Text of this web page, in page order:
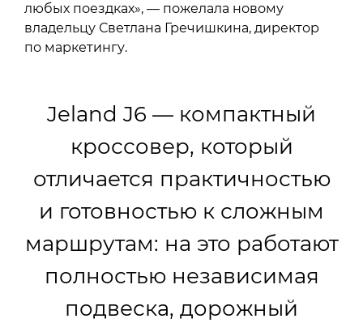
любых поездках», — пожелала новому
владельцу Светлана Гречишкина, директор
по маркетингу.
Jeland J6 — компактный
кроссовер, который
отличается практичностью
и готовностью к сложным
маршрутам: на это работают
полностью независимая
подвеска, дорожный